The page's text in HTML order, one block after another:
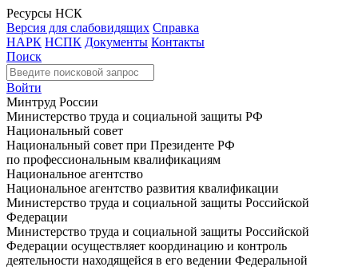
Ресурсы НСК
Версия для слабовидящих Справка
НАРК НСПК Документы Контакты
Поиск
Войти
Минтруд России
Министерство труда и социальной защиты РФ
Национальный совет
Национальный совет при Президенте РФ
по профессиональным квалификациям
Национальное агентство
Национальное агентство развития квалификации
Министерство труда и социальной защиты Российской
Федерации
Министерство труда и социальной защиты Российской
Федерации осуществляет координацию и контроль
деятельности находящейся в его ведении Федеральной